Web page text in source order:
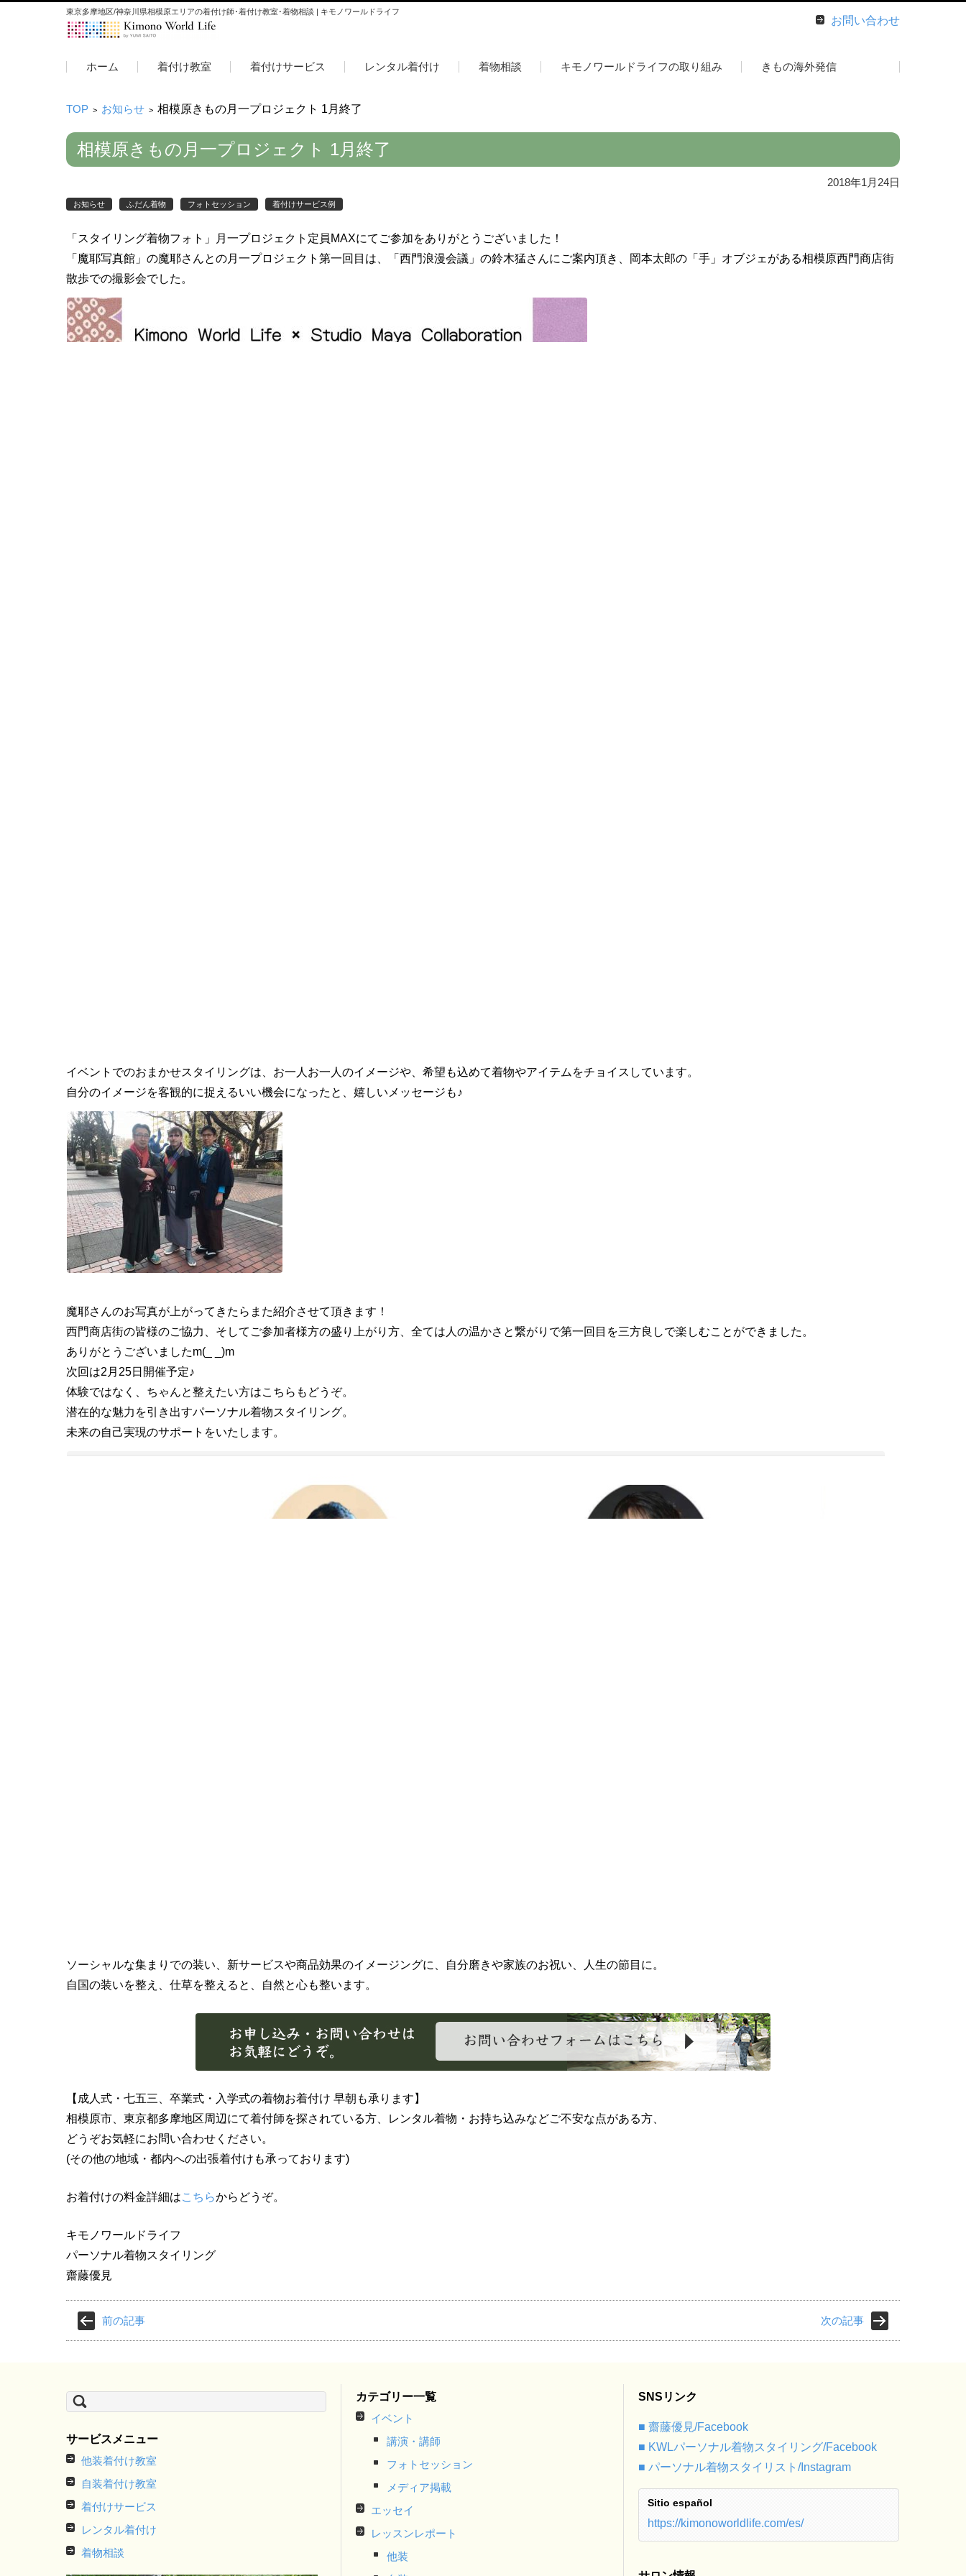
東京多摩地区/神奈川県相模原エリアの着付け師･着付け教室･着物相談 | キモノワールドライフ
お問い合わせ
ホーム
着付け教室 着付けサービス レンタル着付け 着物相談 キモノワールドライフの取り組み きもの海外発信
TOP > お知らせ > 相模原きもの月一プロジェクト 1月終了
相模原きもの月一プロジェクト 1月終了
2018年1月24日
お知らせ ふだん着物 フォトセッション 着付けサービス例
「スタイリング着物フォト」月一プロジェクト定員MAXにてご参加をありがとうございました！
「魔耶写真館」の魔耶さんとの月一プロジェクト第一回目は、「西門浪漫会議」の鈴木猛さんにご案内頂き、岡本太郎の「手」オブジェがある相模原西門商店街
散歩での撮影会でした。
イベントでのおまかせスタイリングは、お一人お一人のイメージや、希望も込めて着物やアイテムをチョイスしています。
自分のイメージを客観的に捉えるいい機会になったと、嬉しいメッセージも♪
魔耶さんのお写真が上がってきたらまた紹介させて頂きます！
西門商店街の皆様のご協力、そしてご参加者様方の盛り上がり方、全ては人の温かさと繋がりで第一回目を三方良しで楽しむことができました。
ありがとうございましたm(_ _)m
次回は2月25日開催予定♪
体験ではなく、ちゃんと整えたい方はこちらもどうぞ。
潜在的な魅力を引き出すパーソナル着物スタイリング。
未来の自己実現のサポートをいたします。
ソーシャルな集まりでの装い、新サービスや商品効果のイメージングに、自分磨きや家族のお祝い、人生の節目に。
自国の装いを整え、仕草を整えると、自然と心も整います。
【成人式・七五三、卒業式・入学式の着物お着付け 早朝も承ります】
相模原市、東京都多摩地区周辺にて着付師を探されている方、レンタル着物・お持ち込みなどご不安な点がある方、
どうぞお気軽にお問い合わせください。
(その他の地域・都内への出張着付けも承っております)
お着付けの料金詳細はこちらからどうぞ。
キモノワールドライフ
パーソナル着物スタイリング
齋藤優見
前の記事 次の記事
検
索:
サービスメニュー
他装着付け教室
自装着付け教室
着付けサービス
レンタル着付け
着物相談
カテゴリー一覧
イベント
講演・講師
フォトセッション
メディア掲載
エッセイ
レッスンレポート
他装
SNSリンク
■ 齋藤優見/Facebook
■ KWLパーソナル着物スタイリング/Facebook
■ パーソナル着物スタイリスト/Instagram
Sitio español
https://kimonoworldlife.com/es/